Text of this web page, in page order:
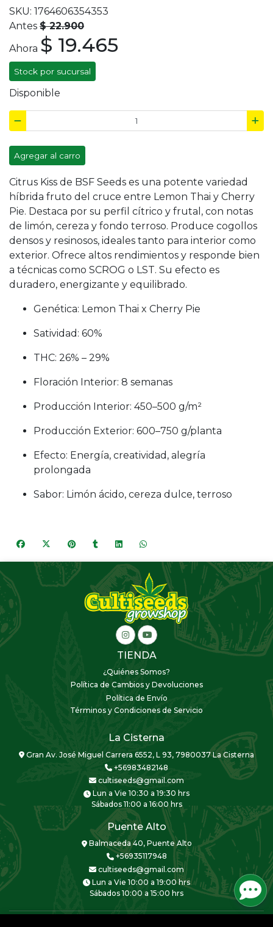
SKU: 1764606354353
Antes $ 22.900
Ahora $ 19.465
Stock por sucursal
Disponible
Agregar al carro
Citrus Kiss de BSF Seeds es una potente variedad
híbrida fruto del cruce entre Lemon Thai y Cherry
Pie. Destaca por su perfil cítrico y frutal, con notas
de limón, cereza y fondo terroso. Produce cogollos
densos y resinosos, ideales tanto para interior como
exterior. Ofrece altos rendimientos y responde bien
a técnicas como SCROG o LST. Su efecto es
duradero, energizante y equilibrado.
Genética: Lemon Thai x Cherry Pie
Satividad: 60%
THC: 26% – 29%
Floración Interior: 8 semanas
Producción Interior: 450–500 g/m²
Producción Exterior: 600–750 g/planta
Efecto: Energía, creatividad, alegría
prolongada
Sabor: Limón ácido, cereza dulce, terroso
TIENDA
¿Quiénes Somos?
Política de Cambios y Devoluciones
Política de Envío
Términos y Condiciones de Servicio
La Cisterna
Gran Av. José Miguel Carrera 6552, L 93, 7980037 La Cisterna
+56983482148
cultiseeds@gmail.com
Lun a Vie 10:30 a 19:30 hrs
Sábados 11:00 a 16:00 hrs
Puente Alto
Balmaceda 40, Puente Alto
+56935117948
cultiseeds@gmail.com
Lun a Vie 10:00 a 19:00 hrs
Sábados 10:00 a 15:00 hrs